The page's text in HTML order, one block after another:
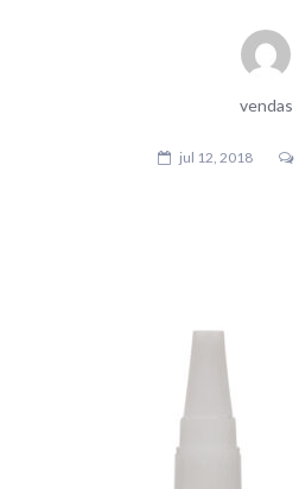
vendas
jul 12, 2018